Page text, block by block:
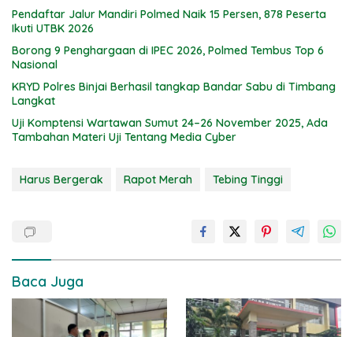
Pendaftar Jalur Mandiri Polmed Naik 15 Persen, 878 Peserta
Ikuti UTBK 2026
Borong 9 Penghargaan di IPEC 2026, Polmed Tembus Top 6
Nasional
KRYD Polres Binjai Berhasil tangkap Bandar Sabu di Timbang
Langkat
Uji Komptensi Wartawan Sumut 24–26 November 2025, Ada
Tambahan Materi Uji Tentang Media Cyber
Harus Bergerak Rapot Merah Tebing Tinggi
Baca Juga